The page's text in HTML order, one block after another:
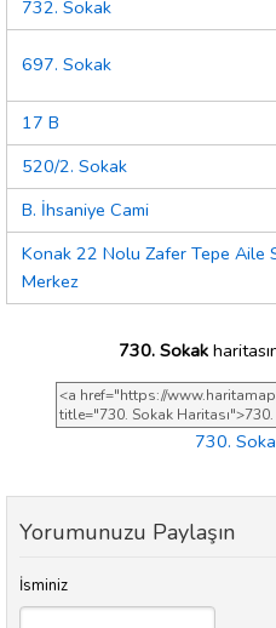
732. Sokak
697. Sokak
17 B
520/2. Sokak
B. İhsaniye Cami
Konak 22 Nolu Zafer Tepe Aile
Merkez
730. Sokak
730.
Yorumunuzu Paylaşın
İsminiz